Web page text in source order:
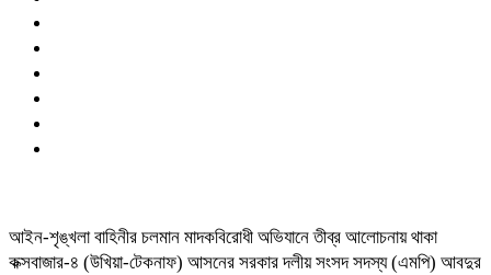
আইন-শৃঙ্খলা বাহিনীর চলমান মাদকবিরোধী অভিযানে তীব্র আলোচনায় থাকা
কক্সবাজার-৪ (উখিয়া-টেকনাফ) আসনের সরকার দলীয় সংসদ সদস্য (এমপি) আবদুর